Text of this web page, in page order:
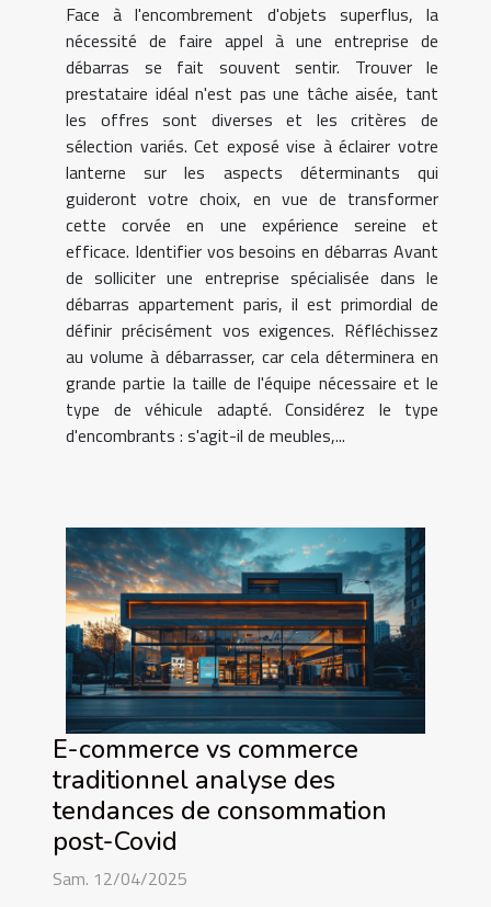
Face à l'encombrement d'objets superflus, la
nécessité de faire appel à une entreprise de
débarras se fait souvent sentir. Trouver le
prestataire idéal n'est pas une tâche aisée, tant
les offres sont diverses et les critères de
sélection variés. Cet exposé vise à éclairer votre
lanterne sur les aspects déterminants qui
guideront votre choix, en vue de transformer
cette corvée en une expérience sereine et
efficace. Identifier vos besoins en débarras Avant
de solliciter une entreprise spécialisée dans le
débarras appartement paris, il est primordial de
définir précisément vos exigences. Réfléchissez
au volume à débarrasser, car cela déterminera en
grande partie la taille de l'équipe nécessaire et le
type de véhicule adapté. Considérez le type
d'encombrants : s'agit-il de meubles,...
E-commerce vs commerce
traditionnel analyse des
tendances de consommation
post-Covid
Sam. 12/04/2025